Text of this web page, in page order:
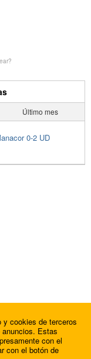
Último mes
0-2 UD
cookies de terceros
Estas
con el
con el botón de